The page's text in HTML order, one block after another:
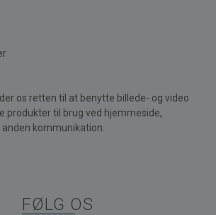
os retten til at benytte billede- og video
produkter til brug ved hjemmeside,
kommunikation.
FØLG OS